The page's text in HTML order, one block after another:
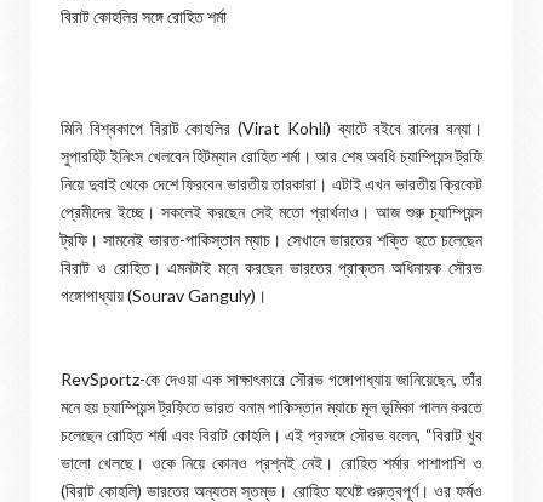
বিরাট কোহলির সঙ্গে রোহিত শর্মা
মিনি বিশ্বকাপে বিরাট কোহলির (Virat Kohli) ব্যাটে বইবে রানের বন্যা।
সুপারহিট ইনিংস খেলবেন হিটম্যান রোহিত শর্মা। আর শেষ অবধি চ্যাম্পিয়ন্স ট্রফি
নিয়ে দুবাই থেকে দেশে ফিরবেন ভারতীয় তারকারা। এটাই এখন ভারতীয় ক্রিকেট
প্রেমীদের ইচ্ছে। সকলেই করছেন সেই মতো প্রার্থনাও। আজ শুরু চ্যাম্পিয়ন্স
ট্রফি। সামনেই ভারত-পাকিস্তান ম্যাচ। সেখানে ভারতের শক্তি হতে চলেছেন
বিরাট ও রোহিত। এমনটাই মনে করছেন ভারতের প্রাক্তন অধিনায়ক সৌরভ
গঙ্গোপাধ্যায় (Sourav Ganguly)।
RevSportz-কে দেওয়া এক সাক্ষাৎকারে সৌরভ গঙ্গোপাধ্যায় জানিয়েছেন, তাঁর
মনে হয় চ্যাম্পিয়ন্স ট্রফিতে ভারত বনাম পাকিস্তান ম্যাচে মূল ভূমিকা পালন করতে
চলেছেন রোহিত শর্মা এবং বিরাট কোহলি। এই প্রসঙ্গে সৌরভ বলেন, “বিরাট খুব
ভালো খেলছে। ওকে নিয়ে কোনও প্রশ্নই নেই। রোহিত শর্মার পাশাপাশি ও
(বিরাট কোহলি) ভারতের অন্যতম স্তম্ভ। রোহিত যথেষ্ট গুরুত্বপূর্ণ। ওর ফর্মও